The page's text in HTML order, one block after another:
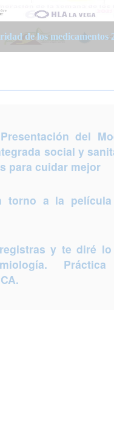
del Modelo de
Compartida de la
Mayores en Murcia 2025
de los medicamentos
del
social y
para cuidar mejor
torno a la película
y te diré lo